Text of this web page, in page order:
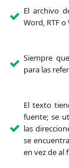
El archivo
Word, RTF
Siempre
para las
El texto
fuente; se
las
se
en vez de al